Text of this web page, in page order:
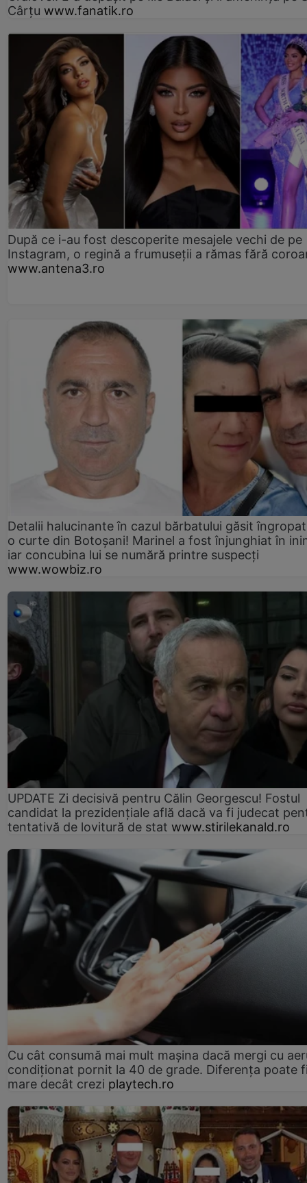
Cârțu www.fanatik.ro
După ce i-au fost descoperite mesajele vechi de pe
Instagram, o regină a frumuseții a rămas fără
www.antena3.ro
Detalii halucinante în cazul bărbatului găsit
o curte din Botoșani! Marinel a fost înjunghiat în
iar concubina lui se numără printre suspecți
www.wowbiz.ro
UPDATE Zi decisivă pentru Călin Georgescu! Fostul
candidat la prezidențiale află dacă va fi judecat
tentativă de lovitură de stat www.stirilekanald.ro
Cu cât consumă mai mult mașina dacă mergi cu
condiționat pornit la 40 de grade. Diferența poate
mare decât crezi playtech.ro